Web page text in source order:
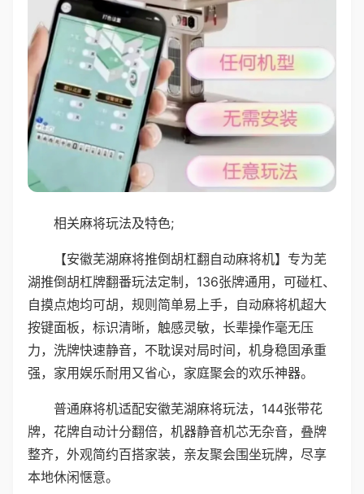
相关麻将玩法及特色;
【安徽芜湖麻将推倒胡杠翻自动麻将机】专为芜
湖推倒胡杠牌翻番玩法定制，136张牌通用，可碰杠、
自摸点炮均可胡，规则简单易上手，自动麻将机超大
按键面板，标识清晰，触感灵敏，长辈操作毫无压
力，洗牌快速静音，不耽误对局时间，机身稳固承重
强，家用娱乐耐用又省心，家庭聚会的欢乐神器。
普通麻将机适配安徽芜湖麻将玩法，144张带花
牌，花牌自动计分翻倍，机器静音机芯无杂音，叠牌
整齐，外观简约百搭家装，亲友聚会围坐玩牌，尽享
本地休闲惬意。